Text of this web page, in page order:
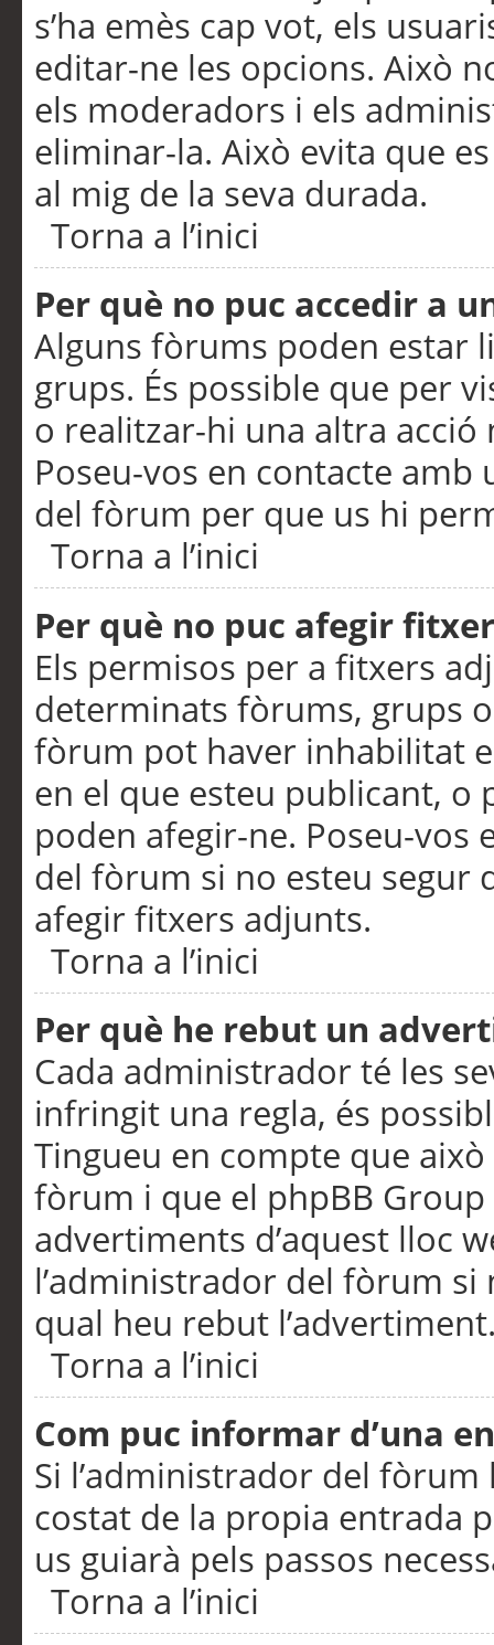
s’ha emès cap vot, els
editar-ne les opcions. Això
els moderadors i els
eliminar-la. Això evita que
al mig de la seva durada.
Torna a l’inici
Per què no puc accedir a
Alguns fòrums poden estar
grups. És possible que per
o realitzar-hi una altra acció
Poseu-vos en contacte
del fòrum per que us hi
Torna a l’inici
Per què no puc afegir
Els permisos per a fitxers
determinats fòrums, grups
fòrum pot haver inhabilitat
en el que esteu publicant,
poden afegir-ne. Poseu-vos
del fòrum si no esteu segur
afegir fitxers adjunts.
Torna a l’inici
Per què he rebut un
Cada administrador té les
infringit una regla, és
Tingueu en compte que
fòrum i que el phpBB
advertiments d’aquest lloc
l’administrador del fòrum
qual heu rebut
Torna a l’inici
Com puc informar d’una
Si l’administrador del
costat de la propia entrada
us guiarà pels passos
Torna a l’inici